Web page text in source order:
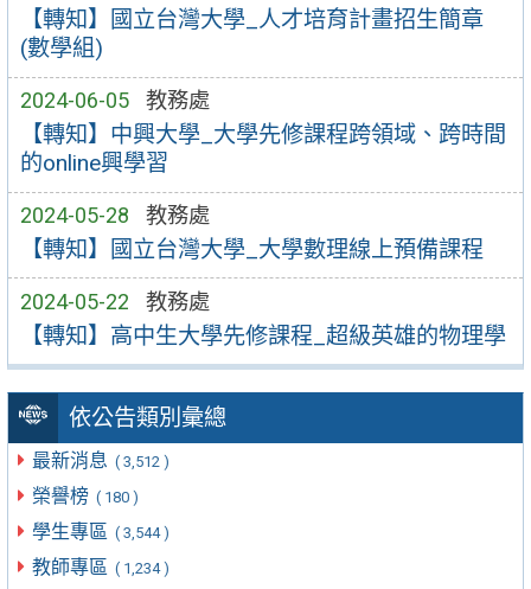
【轉知】國立台灣大學_人才培育計畫招生簡章
(數學組)
2024-06-05 教務處
【轉知】中興大學_大學先修課程跨領域、跨時間
的online興學習
2024-05-28 教務處
【轉知】國立台灣大學_大學數理線上預備課程
2024-05-22 教務處
【轉知】高中生大學先修課程_超級英雄的物理學
依公告類別彙總
最新消息 ( 3,512 )
榮譽榜 ( 180 )
學生專區 ( 3,544 )
教師專區 ( 1,234 )